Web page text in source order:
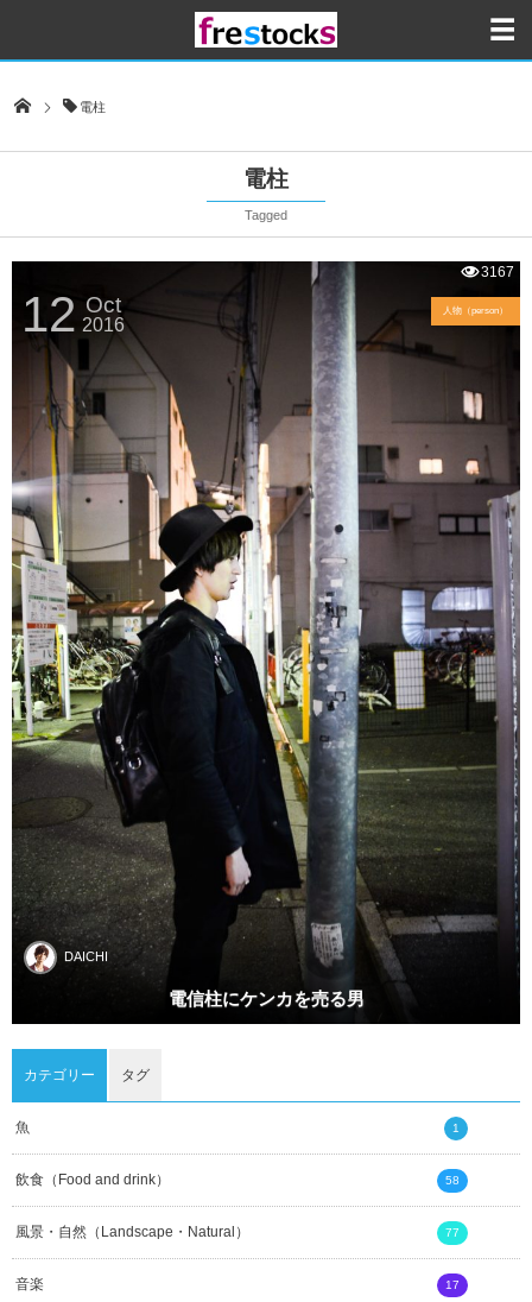
電柱
電柱
Tagged
DAICHI
電信柱にケンカを売る男
12 Oct
2016
人物（person）
3167
カテゴリー タグ
魚 1
飲食（Food and drink） 58
風景・自然（Landscape・Natural） 77
音楽 17